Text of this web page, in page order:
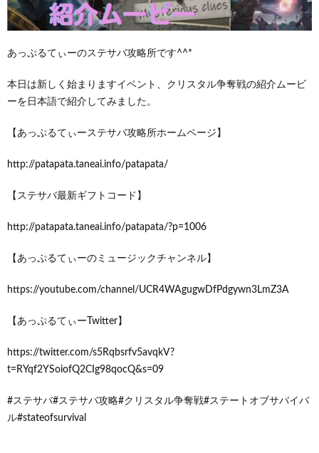
あっぷるてぃーのステサバ攻略所です^^*
本日は新しく始まりますイベント、クリスタル争奪戦の紹介ムービ
ーを日本語で紹介してみました。
【あっぷるてぃーステサバ攻略所ホームページ】
http://patapata.taneai.info/patapata/
【ステサバ最新ギフトコード】
http://patapata.taneai.info/patapata/?p=1006
【あっぷるてぃーのミュージックチャンネル】
https://youtube.com/channel/UCR4WAgugwDfPdgywn3LmZ3A
【あっぷるてぃーTwitter】
https://twitter.com/s5Rqbsrfv5avqkV?
t=RYqf2YSoiofQ2CIg98qocQ&s=09
#ステサバ#ステサバ攻略#クリスタル争奪戦#ステートオブサバイバ
ル#stateofsurvival